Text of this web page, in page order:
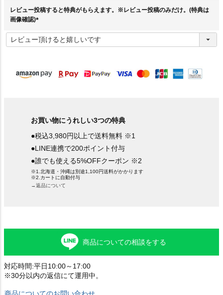
レビュー投稿すると特典がもらえます。※レビュー投稿のみだけ。(特典は
画像確認)
必
須
お買い物にうれしい3つの特典
●税込3,980円以上で送料無料 ※1
●LINE連携で200ポイント付与
●誰でも使える5%OFFクーポン ※2
※1.北海道・沖縄は別途1,100円送料がかかります
※2.カートに自動付与
→返品について
商品についての相談をする
対応時間:平日10:00～17:00
※30分以内の返信にて運用中。